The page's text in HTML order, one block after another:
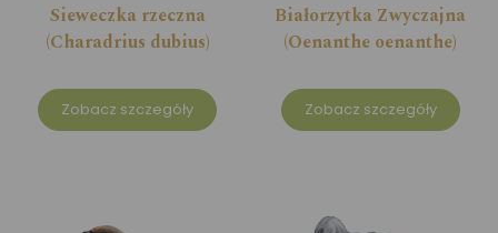
Sieweczka rzeczna
(Charadrius dubius)
Zobacz szczegóły
Białorzytka Zwyczajna
(Oenanthe oenanthe)
Zobacz szczegóły